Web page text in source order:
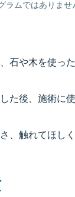
ムではありませ
石や木を使っ
後、施術に
、触れてほし